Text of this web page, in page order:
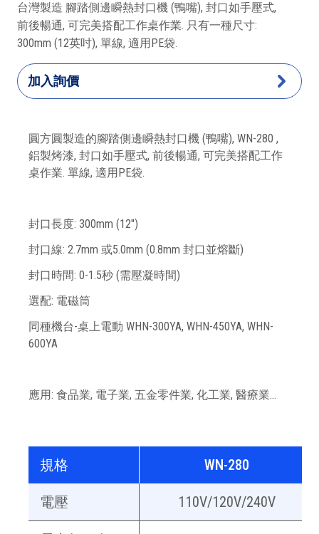
台灣製造 腳踏側邊瞬熱封口機 (鴨嘴), 封口如手壓式,
前後暢通, 可完美搭配工作桌作業. 只有一種尺寸:
300mm (12英吋), 單線, 適用PE袋.
加入詢價
圓方圓製造的腳踏側邊瞬熱封口機 (鴨嘴), WN-280 ,
鋁製烤漆, 封口如手壓式, 前後暢通, 可完美搭配工作
桌作業. 單線, 適用PE袋.
封口長度: 300mm (12")
封口線: 2.7mm 或5.0mm (0.8mm 封口並熔斷)
封口時間: 0-1.5秒 (需壓凝時間)
選配: 電磁筒
同種機台-桌上電動 WHN-300YA, WHN-450YA, WHN-
600YA
應用: 食品業, 電子業, 五金零件業, 化工業, 醫療業…
規格 WN-280
電壓 110V/120V/240V